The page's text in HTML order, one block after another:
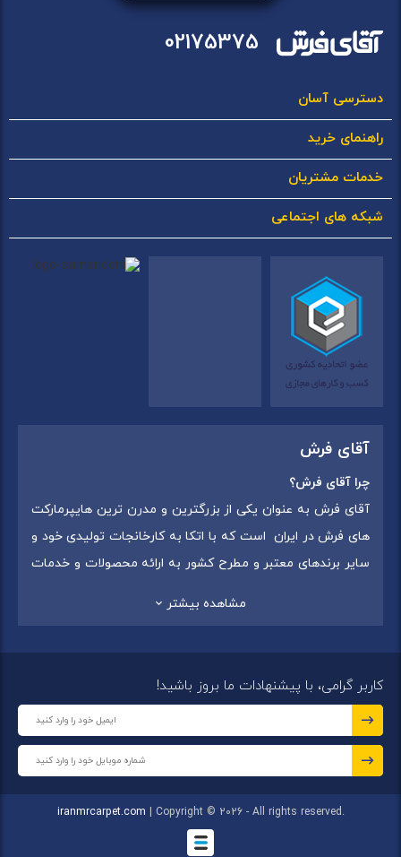
02175375
دسترسی آسان
راهنمای خرید
خدمات مشتریان
شبکه های اجتماعی
آقای فرش
چرا آقای فرش؟
آقای فرش به عنوان یکی از بزرگترین و مدرن ترین هایپرمارکت
های فرش در ایران است که با اتکا به کارخانجات تولیدی خود و
سایر برندهای معتبر و مطرح کشور به ارائه محصولات و خدمات
شهر:فردیس ) ، استان قزوین (شهر قزوین)
مجموعه در تمامی شعب خود بهترین برند ها و بافته های ایران
کلاسیک،فرش کودک، فرش دستبافتوتابلو فرش دستبافت
گرد هم آورده است.
مجموعه آقای فرش با هدف ارائه محصولات باکیفیت، متنوع و با
مشاهده بیشتر
کاربر گرامی، با پیشنهادات ما بروز باشید!
iranmrcarpet.com | Copyright © 2026 - All rights reserved.